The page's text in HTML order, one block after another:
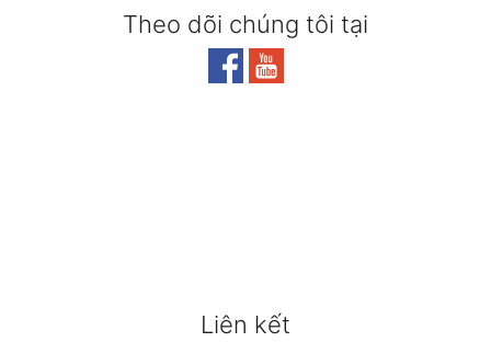
Theo dõi chúng tôi tại
Liên kết